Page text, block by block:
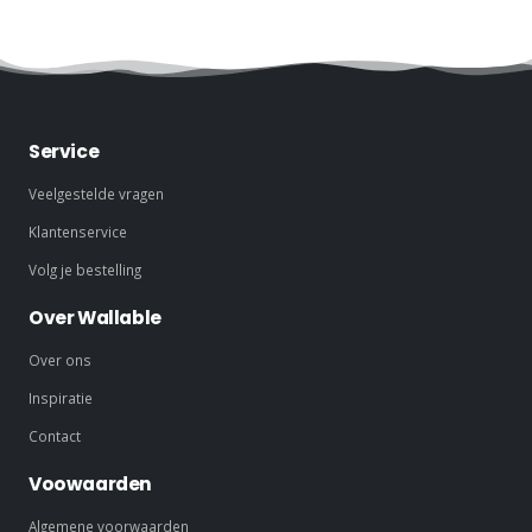
Service
Veelgestelde vragen
Klantenservice
Volg je bestelling
Over Wallable
Over ons
Inspiratie
Contact
Voowaarden
Algemene voorwaarden